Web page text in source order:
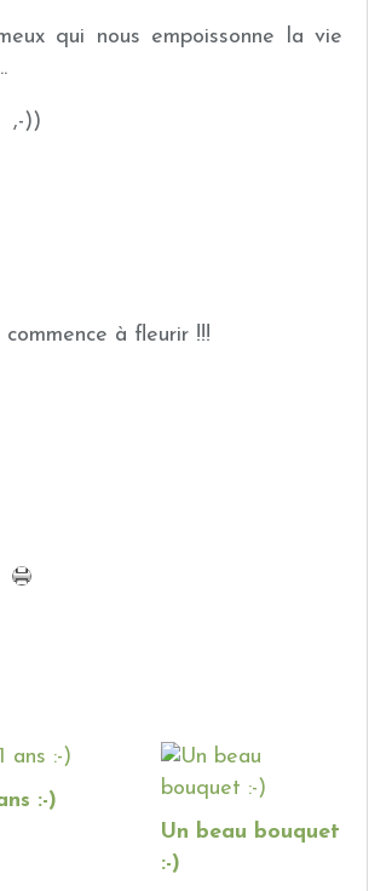
qui nous empoissonne la vie
,-))
à fleurir !!!
:-)
Un beau bouquet
:-)